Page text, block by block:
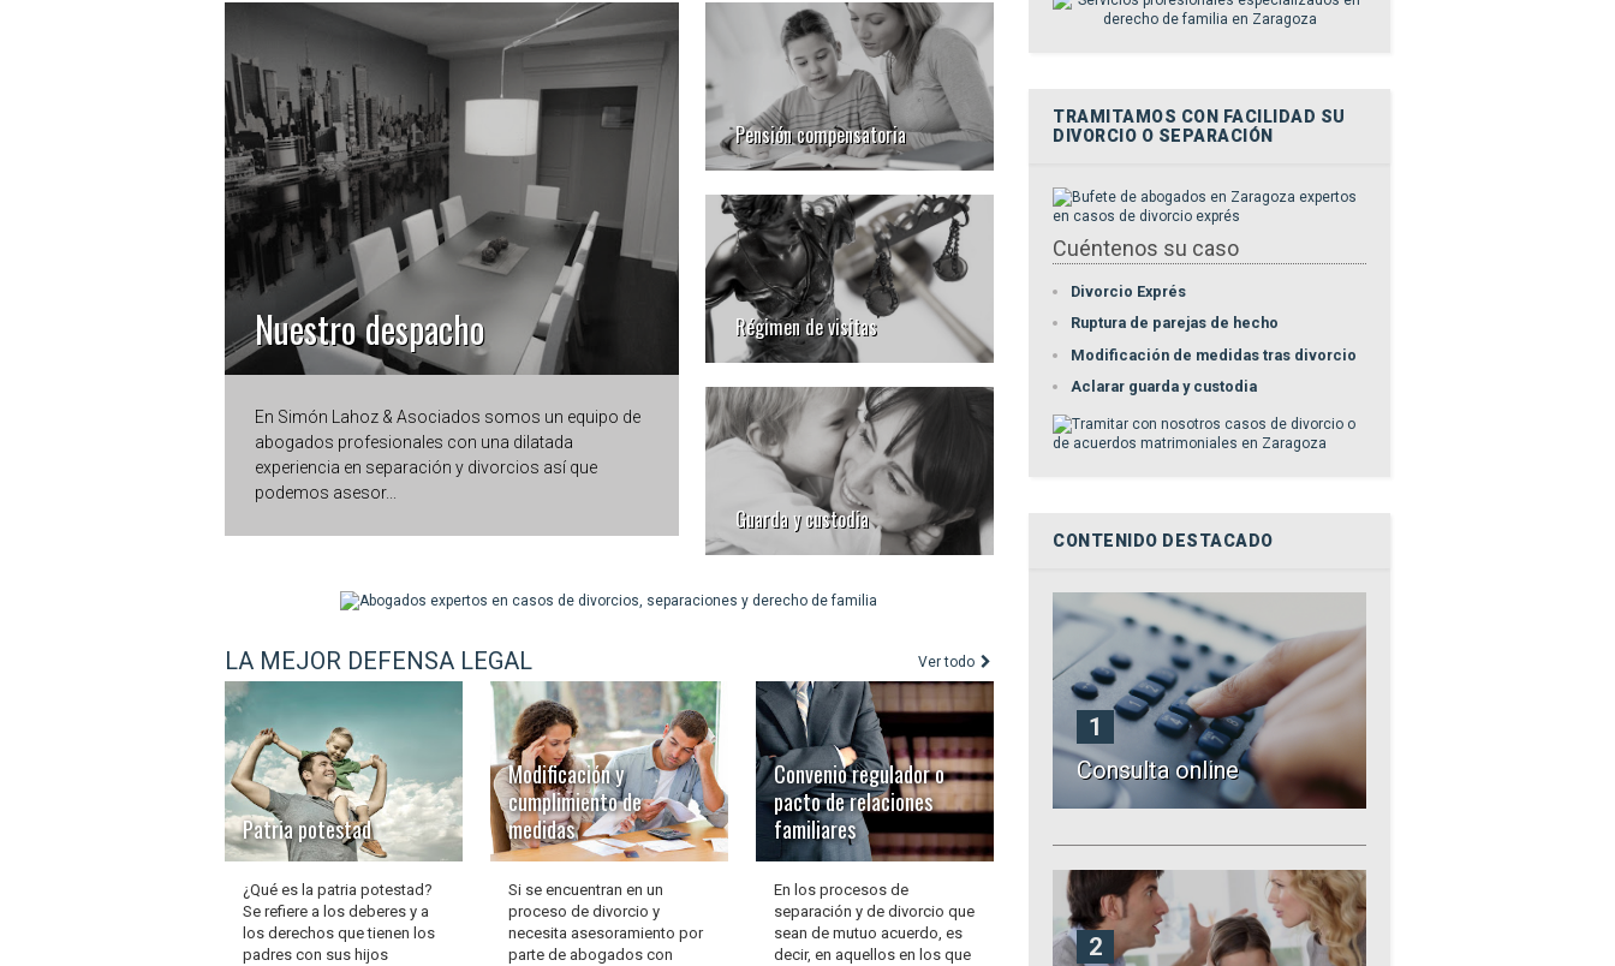
Nuestro despacho
En Simón Lahoz & Asociados somos un equipo de
abogados profesionales con una dilatada
experiencia en separación y divorcios así que
podemos asesor...
Pensión compensatoria
Régimen de visitas
Guarda y custodia
LA MEJOR DEFENSA LEGAL Ver todo
Patria potestad
¿Qué es la patria potestad?
Se refiere a los deberes y a
los derechos que tienen los
padres con sus hijos
Modificación y
cumplimiento de
medidas
Si se encuentran en un
proceso de divorcio y
necesita asesoramiento por
parte de abogados con
Convenio regulador o
pacto de relaciones
familiares
En los procesos de
separación y de divorcio que
sean de mutuo acuerdo, es
decir, en aquellos en los que
TRAMITAMOS CON FACILIDAD SU
DIVORCIO O SEPARACIÓN
Cuéntenos su caso
Divorcio Exprés
Ruptura de parejas de hecho
Modificación de medidas tras divorcio
Aclarar guarda y custodia
CONTENIDO DESTACADO
1
Consulta online
2